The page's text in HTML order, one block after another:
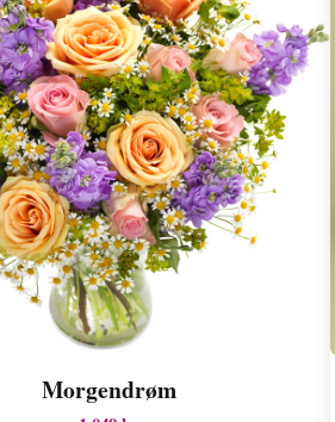
Morgendrøm